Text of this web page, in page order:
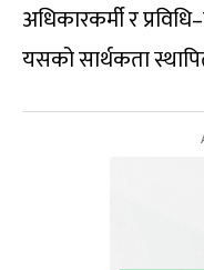
अधिकारकर्मी र
यसको सार्थकता